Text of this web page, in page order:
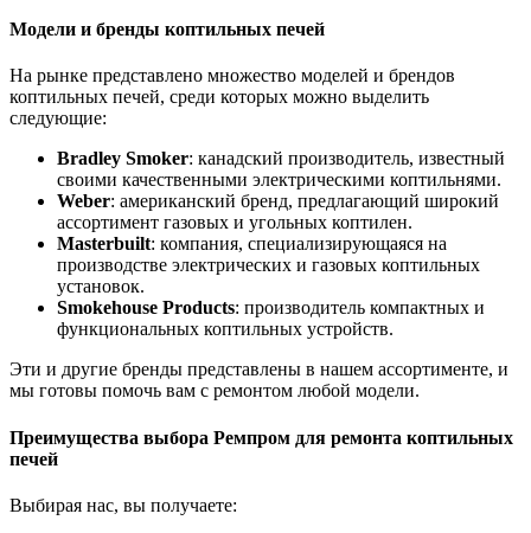
Модели и бренды коптильных печей
На рынке представлено множество моделей и брендов
коптильных печей, среди которых можно выделить
следующие:
Bradley Smoker: канадский производитель, известный
своими качественными электрическими коптильнями.
Weber: американский бренд, предлагающий широкий
ассортимент газовых и угольных коптилен.
Masterbuilt: компания, специализирующаяся на
производстве электрических и газовых коптильных
установок.
Smokehouse Products: производитель компактных и
функциональных коптильных устройств.
Эти и другие бренды представлены в нашем ассортименте, и
мы готовы помочь вам с ремонтом любой модели.
Преимущества выбора Ремпром для ремонта коптильных
печей
Выбирая нас, вы получаете: